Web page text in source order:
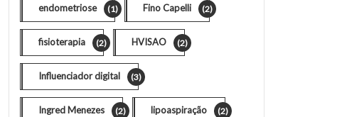
endometriose (1) Fino Capelli (2)
fisioterapia (2) HVISAO (2)
Influenciador digital (3)
Ingred Menezes (2) lipoaspiração (2)